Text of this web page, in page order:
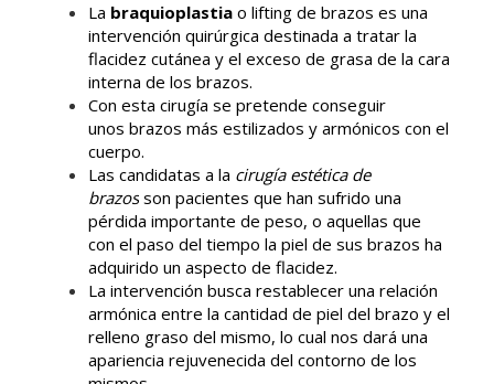
La braquioplastia o lifting de brazos es una
intervención quirúrgica destinada a tratar la
flacidez cutánea y el exceso de grasa de la cara
interna de los brazos.
Con esta cirugía se pretende conseguir
unos brazos más estilizados y armónicos con el
cuerpo.
Las candidatas a la cirugía estética de
brazos son pacientes que han sufrido una
pérdida importante de peso, o aquellas que
con el paso del tiempo la piel de sus brazos ha
adquirido un aspecto de flacidez.
La intervención busca restablecer una relación
armónica entre la cantidad de piel del brazo y el
relleno graso del mismo, lo cual nos dará una
apariencia rejuvenecida del contorno de los